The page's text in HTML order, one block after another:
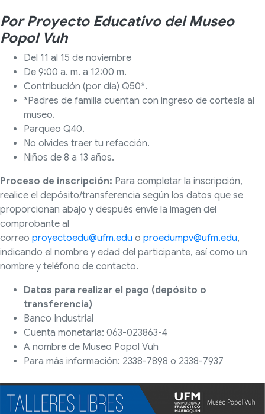
Por Proyecto Educativo del Museo
Popol Vuh
Del 11 al 15 de noviembre
De 9:00 a. m. a 12:00 m.
Contribución (por día) Q50*.
*Padres de familia cuentan con ingreso de cortesía al
museo.
Parqueo Q40.
No olvides traer tu refacción.
Niños de 8 a 13 años.
Proceso de inscripción: Para completar la inscripción,
realice el depósito/transferencia según los datos que se
proporcionan abajo y después envíe la imagen del
comprobante al
correo proyectoedu@ufm.edu o proedumpv@ufm.edu,
indicando el nombre y edad del participante, así como un
nombre y teléfono de contacto.
Datos para realizar el pago (depósito o
transferencia)
Banco Industrial
Cuenta monetaria: 063-023863-4
A nombre de Museo Popol Vuh
Para más información: 2338-7898 o 2338-7937